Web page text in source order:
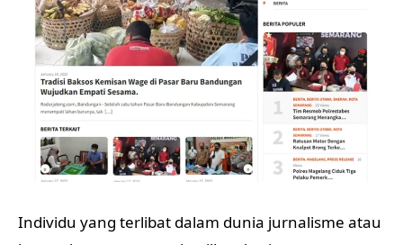
Individu yang terlibat dalam dunia jurnalisme atau